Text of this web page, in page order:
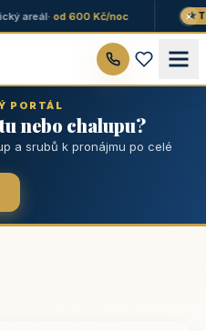
areál· od 600 Kč/noc ★×
PORTÁL
nebo chalupu?
a srubů k pronájmu po celé